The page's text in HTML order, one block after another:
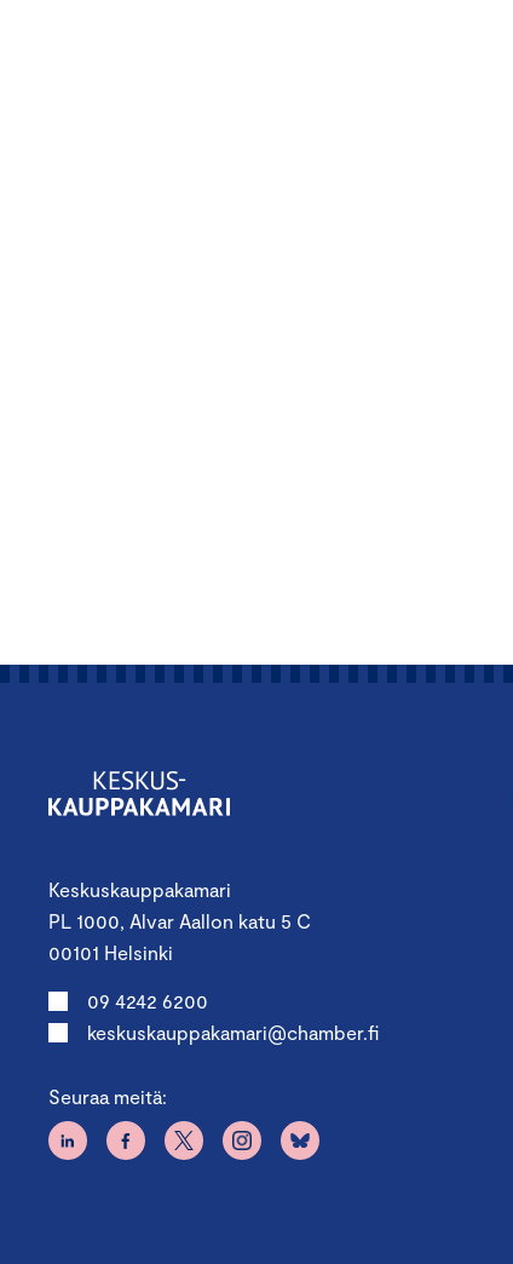
Keskuskauppakamari
PL 1000, Alvar Aallon katu 5 C
00101 Helsinki
09 4242 6200
keskuskauppakamari@chamber.fi
Seuraa meitä: